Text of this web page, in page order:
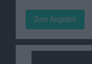
Zum Angebot